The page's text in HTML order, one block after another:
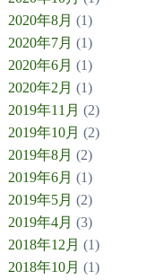
2020年8月 (1)
2020年7月 (1)
2020年6月 (1)
2020年2月 (1)
2019年11月 (2)
2019年10月 (2)
2019年8月 (2)
2019年6月 (1)
2019年5月 (2)
2019年4月 (3)
2018年12月 (1)
2018年10月 (1)